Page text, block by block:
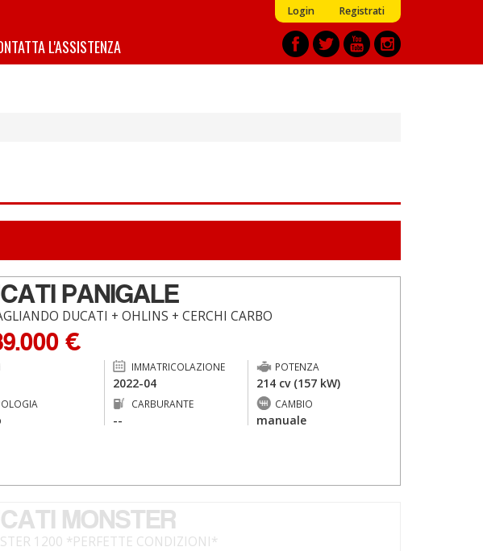
Login Registrati
L'ASSISTENZA
PANIGALE
DUCATI + OHLINS + CERCHI CARBO
€
IMMATRICOLAZIONE
2022-04
POTENZA
214 cv (157 kW)
CARBURANTE
--
CAMBIO
manuale
MONSTER
1200 *PERFETTE CONDIZIONI*